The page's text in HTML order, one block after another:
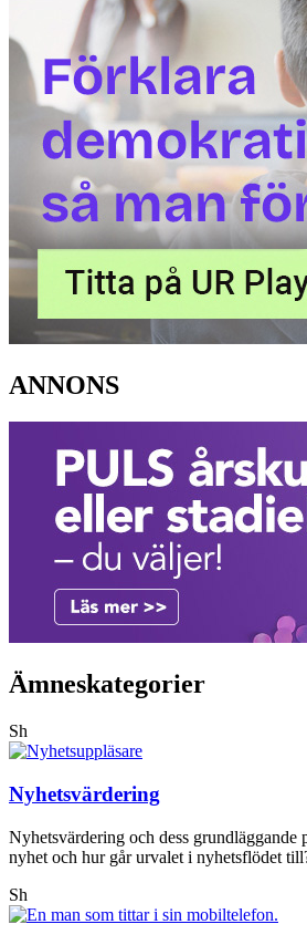
ANNONS
Ämneskategorier
Sh
Nyhetsvärdering
Nyhetsvärdering och dess grundläggande
nyhet och hur går urvalet i nyhetsflödet
Sh